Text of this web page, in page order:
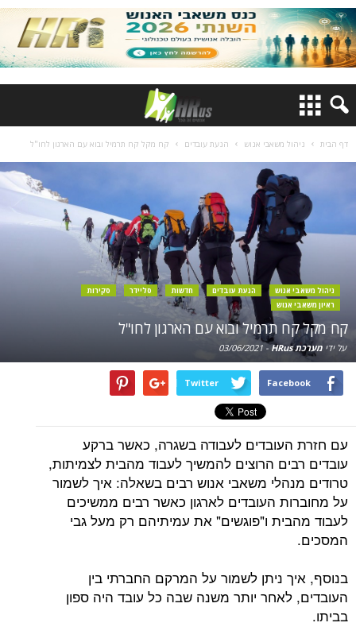
דף הבית ניהול משאבי אנוש הנעת עובדים קח מקל קח תרמיל ובוא עם הארגון לחו"ל
ניהול משאבי אנוש הנעת עובדים חדשות סליידר
סקירות
ראיון משאבי אנוש
קח מקל קח תרמיל ובוא עם הארגון לחו"ל
על ידי מערכת HRus -
03/06/2021
Facebook
Twitter
עם חזרת העובדים לעבודה בשגרה, כאשר ברקע
עובדים רבים הרוצים להמשיך לעבוד מהבית לצמיתות,
טרודים מנהלי משאבי אנוש רבים בשאלה: איך לשמור
על מחוברות העובדים לארגון כאשר רבים ממשיכים
לעבוד מהבית ו"פוגשים" את עמיתיהם רק מעל גבי
המסכים.
בנוסף, איך ניתן לשמור על המרקם החברתי בין
העובדים, לאחר יותר משנה שבה כל עובד היה ספון
בביתו.